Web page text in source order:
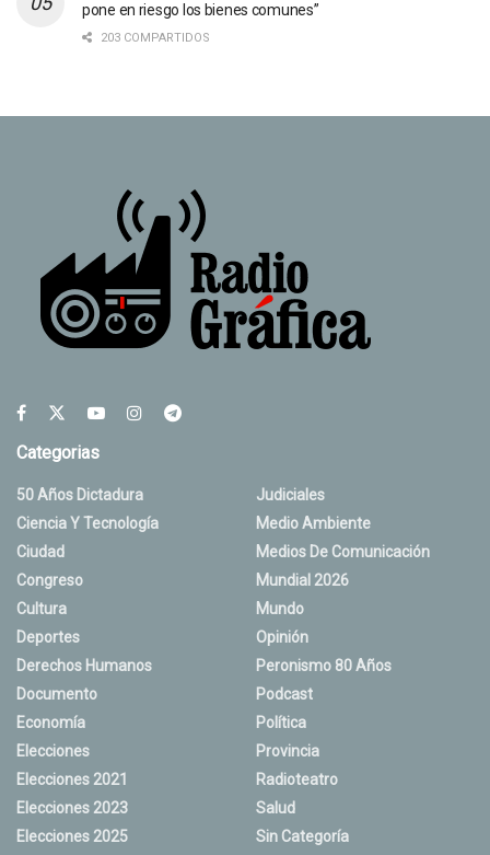
pone en riesgo los bienes comunes”
203 COMPARTIDOS
Categorias
50 Años Dictadura
Ciencia Y Tecnología
Ciudad
Congreso
Cultura
Deportes
Derechos Humanos
Documento
Economía
Elecciones
Elecciones 2021
Elecciones 2023
Elecciones 2025
Judiciales
Medio Ambiente
Medios De Comunicación
Mundial 2026
Mundo
Opinión
Peronismo 80 Años
Podcast
Política
Provincia
Radioteatro
Salud
Sin Categoría